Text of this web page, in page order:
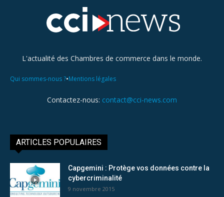
L'actualité des Chambres de commerce dans le monde.
Qui sommes-nous ?•Mentions légales
Contactez-nous: contact@cci-news.com
ARTICLES POPULAIRES
Capgemini : Protège vos données contre la
cybercriminalité
9 novembre 2015